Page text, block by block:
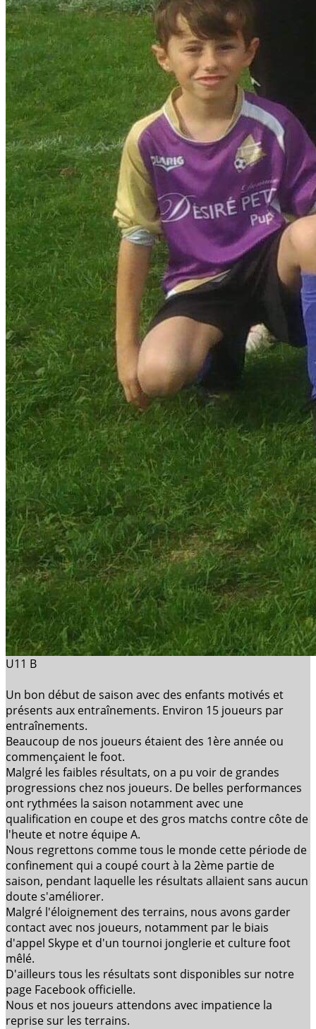
U11 B
Un bon début de saison avec des enfants motivés et
présents aux entraînements. Environ 15 joueurs par
entraînements.
Beaucoup de nos joueurs étaient des 1ère année ou
commençaient le foot.
Malgré les faibles résultats, on a pu voir de grandes
progressions chez nos joueurs. De belles performances
ont rythmées la saison notamment avec une
qualification en coupe et des gros matchs contre côte de
l'heute et notre équipe A.
Nous regrettons comme tous le monde cette période de
confinement qui a coupé court à la 2ème partie de
saison, pendant laquelle les résultats allaient sans aucun
doute s'améliorer.
Malgré l'éloignement des terrains, nous avons garder
contact avec nos joueurs, notamment par le biais
d'appel Skype et d'un tournoi jonglerie et culture foot
mêlé.
D'ailleurs tous les résultats sont disponibles sur notre
page Facebook officielle.
Nous et nos joueurs attendons avec impatience la
reprise sur les terrains.